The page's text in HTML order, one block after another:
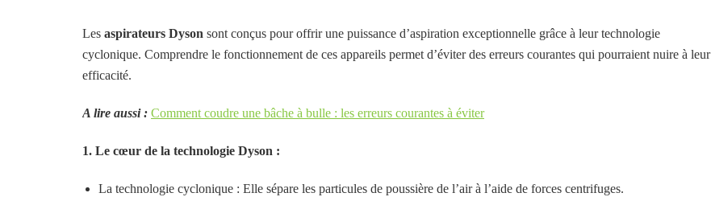
Les aspirateurs Dyson sont conçus pour offrir une puissance d’aspiration exceptionnelle grâce à leur technologie
cyclonique. Comprendre le fonctionnement de ces appareils permet d’éviter des erreurs courantes qui pourraient nuire à leur
efficacité.
A lire aussi : Comment coudre une bâche à bulle : les erreurs courantes à éviter
1. Le cœur de la technologie Dyson :
La technologie cyclonique : Elle sépare les particules de poussière de l’air à l’aide de forces centrifuges.